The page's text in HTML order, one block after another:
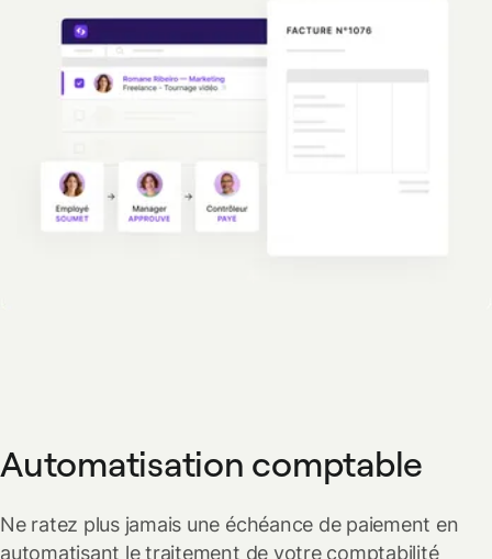
Automatisation comptable
Ne ratez plus jamais une échéance de paiement en
automatisant le traitement de votre comptabilité